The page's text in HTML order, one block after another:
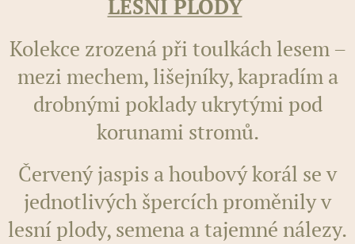
LESNÍ PLODY
Kolekce zrozená při toulkách lesem –
mezi mechem, lišejníky, kapradím a
drobnými poklady ukrytými pod
korunami stromů.
Červený jaspis a houbový korál se v
jednotlivých špercích proměnily v
lesní plody, semena a tajemné nálezy.